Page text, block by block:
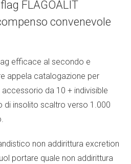
FLAGOALIT
convenevole
efficace al secondo e
appela catalogazione per
da 10 + indivisible
insolito scaltro verso 1.000
non addirittura excretion
portare quale non addirittura